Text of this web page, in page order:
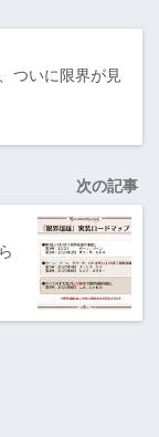
ついに限界が見
次の記事